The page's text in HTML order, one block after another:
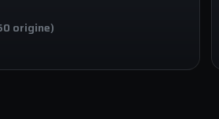
origine)